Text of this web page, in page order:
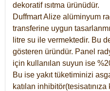
dekoratif ısıtma ürünüdür.
Duffmart Alize alüminyum
transferine uygun
litre su ile vermektedir. Bu
gösteren üründür. Panel
için kullanılan suyun ise
Bu ise yakıt tüketiminizi
katılan inhibitör(tesisatınıza